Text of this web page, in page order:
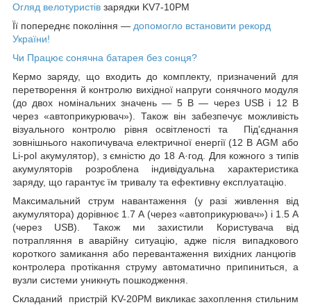
Огляд велотуристів зарядки KV7-10PM
Її попереднє покоління — допомогло встановити рекорд
України!
Чи Працює сонячна батарея без сонця?
Кермо заряду, що входить до комплекту, призначений для
перетворення й контролю вихідної напруги сонячного модуля
(до двох номінальних значень — 5 В — через USB і 12 В
через «автоприкурювач»). Також він забезпечує можливість
візуального контролю рівня освітленості та Під'єднання
зовнішнього накопичувача електричної енергії (12 В AGM або
Li-pol акумулятор), з ємністю до 18 А·год. Для кожного з типів
акумуляторів розроблена індивідуальна характеристика
заряду, що гарантує їм тривалу та ефективну експлуатацію.
Максимальний струм навантаження (у разі живлення від
акумулятора) дорівнює 1.7 А (через «автоприкурювач») і 1.5 А
(через USB). Також ми захистили Користувача від
потрапляння в аварійну ситуацію, адже після випадкового
короткого замикання або перевантаження вихідних ланцюгів
контролера протікання струму автоматично припиниться, а
вузли системи уникнуть пошкодження.
Складаний пристрій KV-20PM викликає захоплення стильним